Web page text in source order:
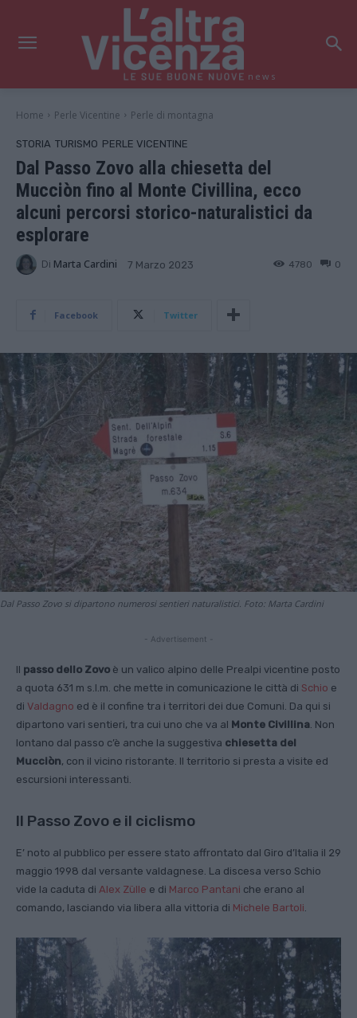
news
Home Perle Vicentine Perle di montagna
STORIA TURISMO PERLE VICENTINE
Dal Passo Zovo alla chiesetta del
Mucciòn fino al Monte Civillina, ecco
alcuni percorsi storico-naturalistici da
esplorare
Di Marta Cardini 7 Marzo 2023 0
4780
Facebook Twitter
Dal Passo Zovo si dipartono numerosi sentieri naturalistici. Foto: Marta Cardini
- Advertisement -
Il passo dello Zovo è un valico alpino delle Prealpi vicentine posto
a quota 631 m s.l.m. che mette in comunicazione le città di Schio e
di Valdagno ed è il confine tra i territori dei due Comuni. Da qui si
dipartono vari sentieri, tra cui uno che va al Monte Civillina . Non
lontano dal passo c’è anche la suggestiva chiesetta del
Mucciòn, con il vicino ristorante. Il territorio si presta a visite ed
escursioni interessanti.
Il Passo Zovo e il ciclismo
E’ noto al pubblico per essere stato affrontato dal Giro d’Italia il 29
maggio 1998 dal versante valdagnese. La discesa verso Schio
vide la caduta di Alex Zülle e di Marco Pantani che erano al
comando, lasciando via libera alla vittoria di Michele Bartoli